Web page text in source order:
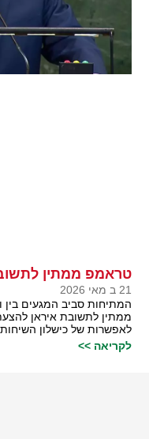
טראמפ ממתין
21 ב מאי 2026
המתיחות סביב המגעים בין
ממתין לתשובת איראן
לאפשרות של כישלון
לקריאה >>